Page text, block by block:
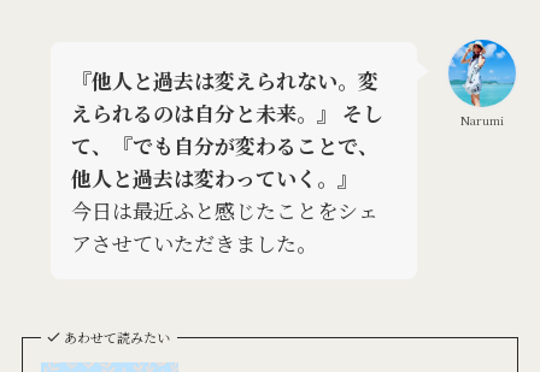
Narumi
『他人と過去は変えられない。変
えられるのは自分と未来。』 そし
て、『でも自分が変わることで、
他人と過去は変わっていく。』
今日は最近ふと感じたことをシェ
アさせていただきました。
あわせて読みたい